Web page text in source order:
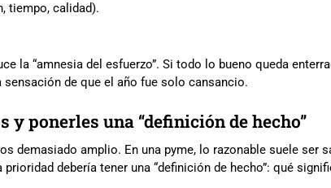
tiempo, calidad).
la “amnesia del esfuerzo”. Si todo lo bueno queda
de que el año fue solo cansancio.
y ponerles una “definición de hecho”
demasiado amplio. En una pyme, lo razonable suele ser
debería tener una “definición de hecho”: qué